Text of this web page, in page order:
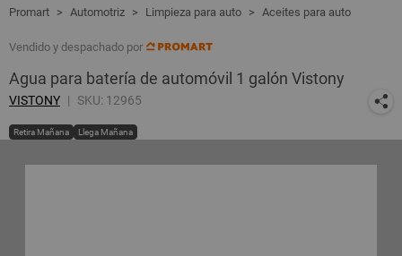
Automotriz Limpieza para auto Aceites para auto
Vendido y despachado por
Agua para batería de automóvil 1 galón Vistony
VISTONY SKU: 12965
Retira Mañana Llega Mañana